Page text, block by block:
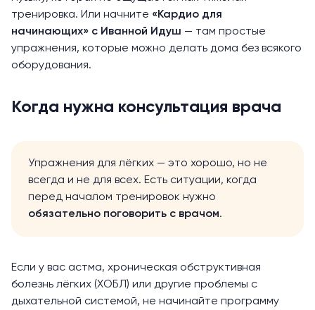
тренировка. Или начните «Кардио для
начинающих» с Иванной Идуш — там простые
упражнения, которые можно делать дома без всякого
оборудования.
Когда нужна консультация врача
Упражнения для лёгких — это хорошо, но не
всегда и не для всех. Есть ситуации, когда
перед началом тренировок нужно
обязательно поговорить с врачом.
Если у вас астма, хроническая обструктивная
болезнь лёгких (ХОБЛ) или другие проблемы с
дыхательной системой, не начинайте программу